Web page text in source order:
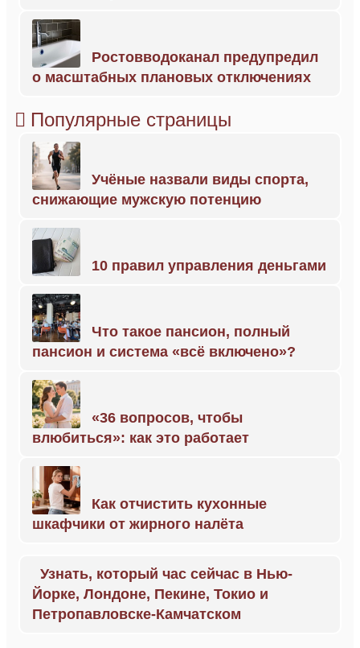
Ростовводоканал предупредил
о масштабных плановых отключениях
Популярные страницы
Учёные назвали виды спорта,
снижающие мужскую потенцию
10 правил управления деньгами
Что такое пансион, полный
пансион и система «всё включено»?
«36 вопросов, чтобы
влюбиться»: как это работает
Как отчистить кухонные
шкафчики от жирного налёта
Узнать, который час сейчас в Нью-
Йорке, Лондоне, Пекине, Токио и
Петропавловске-Камчатском